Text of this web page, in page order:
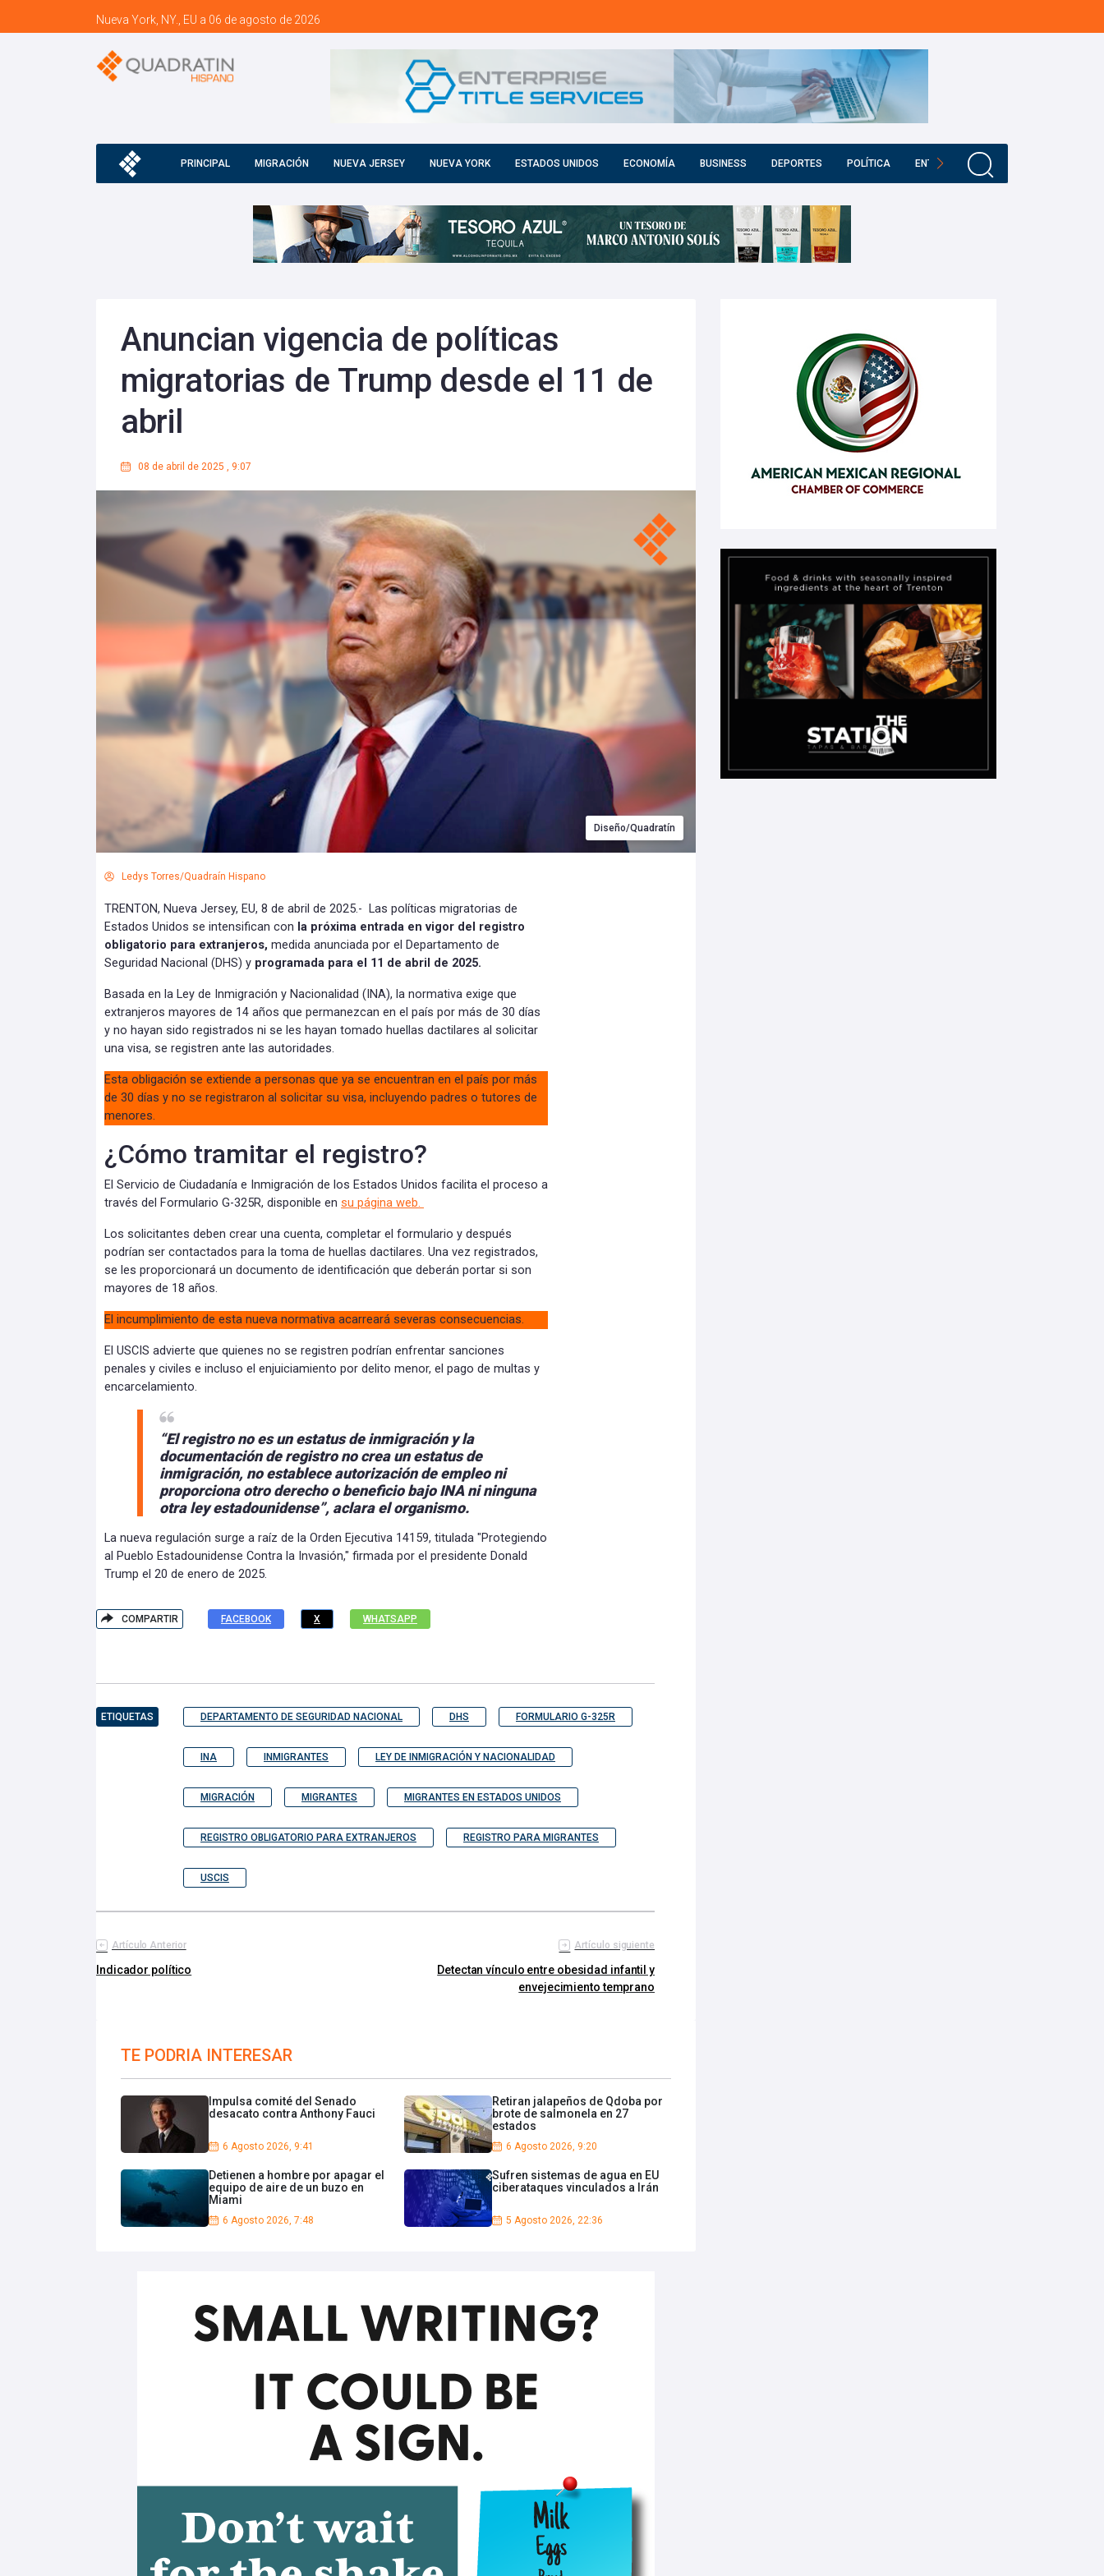
Nueva York, NY., EU a 06 de agosto de 2026
PRINCIPAL MIGRACIÓN NUEVA JERSEY NUEVA YORK ESTADOS UNIDOS ECONOMÍA BUSINESS DEPORTES POLÍTICA ENTRETENIMIENTO
Anuncian vigencia de políticas
migratorias de Trump desde el 11 de
abril
08 de abril de 2025 , 9:07
Diseño/Quadratín
Ledys Torres/Quadraín Hispano
TRENTON, Nueva Jersey, EU, 8 de abril de 2025.- Las políticas migratorias de
Estados Unidos se intensifican con la próxima entrada en vigor del registro
obligatorio para extranjeros, medida anunciada por el Departamento de
Seguridad Nacional (DHS) y programada para el 11 de abril de 2025.
Basada en la Ley de Inmigración y Nacionalidad (INA), la normativa exige que
extranjeros mayores de 14 años que permanezcan en el país por más de 30 días
y no hayan sido registrados ni se les hayan tomado huellas dactilares al solicitar
una visa, se registren ante las autoridades.
Esta obligación se extiende a personas que ya se encuentran en el país por más
de 30 días y no se registraron al solicitar su visa, incluyendo padres o tutores de
menores.
¿Cómo tramitar el registro?
El Servicio de Ciudadanía e Inmigración de los Estados Unidos facilita el proceso a
través del Formulario G-325R, disponible en su página web.
Los solicitantes deben crear una cuenta, completar el formulario y después
podrían ser contactados para la toma de huellas dactilares. Una vez registrados,
se les proporcionará un documento de identificación que deberán portar si son
mayores de 18 años.
El incumplimiento de esta nueva normativa acarreará severas consecuencias.
El USCIS advierte que quienes no se registren podrían enfrentar sanciones
penales y civiles e incluso el enjuiciamiento por delito menor, el pago de multas y
encarcelamiento.
“El registro no es un estatus de inmigración y la
documentación de registro no crea un estatus de
inmigración, no establece autorización de empleo ni
proporciona otro derecho o beneficio bajo INA ni ninguna
otra ley estadounidense”, aclara el organismo.
La nueva regulación surge a raíz de la Orden Ejecutiva 14159, titulada "Protegiendo
al Pueblo Estadounidense Contra la Invasión," firmada por el presidente Donald
Trump el 20 de enero de 2025.
COMPARTIR FACEBOOK X WHATSAPP
ETIQUETAS DEPARTAMENTO DE SEGURIDAD NACIONAL DHS FORMULARIO G-325R
INA INMIGRANTES LEY DE INMIGRACIÓN Y NACIONALIDAD
MIGRACIÓN MIGRANTES MIGRANTES EN ESTADOS UNIDOS
REGISTRO OBLIGATORIO PARA EXTRANJEROS REGISTRO PARA MIGRANTES
USCIS
Artículo Anterior
Indicador político
Artículo siguiente
Detectan vínculo entre obesidad infantil y
envejecimiento temprano
TE PODRIA INTERESAR
Impulsa comité del Senado
desacato contra Anthony Fauci
6 Agosto 2026, 9:41
Retiran jalapeños de Qdoba por
brote de salmonela en 27
estados
6 Agosto 2026, 9:20
Detienen a hombre por apagar el
equipo de aire de un buzo en
Miami
6 Agosto 2026, 7:48
Sufren sistemas de agua en EU
ciberataques vinculados a Irán
5 Agosto 2026, 22:36